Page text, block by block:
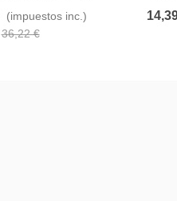
(impuestos inc.)
36,22 €